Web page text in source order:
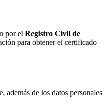
por el Registro Civil de
para obtener el certificado
de los datos personales